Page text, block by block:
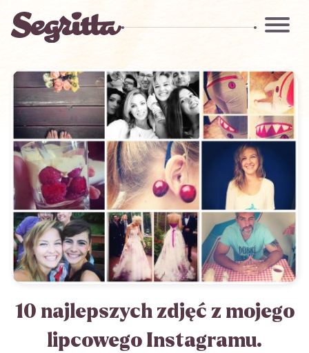
10 najlepszych zdjęć z mojego
lipcowego Instagramu.